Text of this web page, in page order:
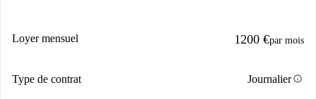
Loyer mensuel 1200 €par mois
Type de contrat Journalierinfo